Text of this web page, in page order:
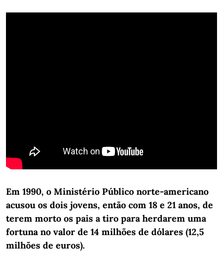
Em 1990, o Ministério Público norte-americano
acusou os dois jovens, então com 18 e 21 anos, de
terem morto os pais a tiro para herdarem uma
fortuna no valor de 14 milhões de dólares (12,5
milhões de euros).